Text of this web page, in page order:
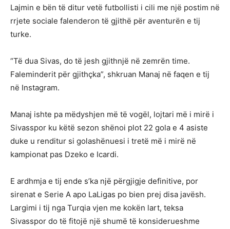
Lajmin e bën të ditur vetë futbollisti i cili me një postim në
rrjete sociale falenderon të gjithë për aventurën e tij
turke.
“Të dua Sivas, do të jesh gjithnjë në zemrën time.
Faleminderit për gjithçka”, shkruan Manaj në faqen e tij
në Instagram.
Manaj ishte pa mëdyshjen më të vogël, lojtari më i mirë i
Sivasspor ku këtë sezon shënoi plot 22 gola e 4 asiste
duke u renditur si golashënuesi i tretë më i mirë në
kampionat pas Dzeko e Icardi.
E ardhmja e tij ende s’ka një përgjigje definitive, por
sirenat e Serie A apo LaLigas po bien prej disa javësh.
Largimi i tij nga Turqia vjen me kokën lart, teksa
Sivasspor do të fitojë një shumë të konsiderueshme